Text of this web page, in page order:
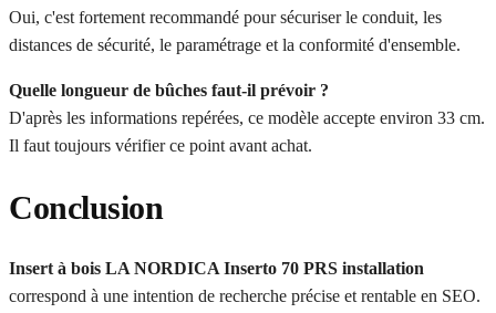
Oui, c'est fortement recommandé pour sécuriser le conduit, les
distances de sécurité, le paramétrage et la conformité d'ensemble.
Quelle longueur de bûches faut-il prévoir ?
D'après les informations repérées, ce modèle accepte environ 33 cm.
Il faut toujours vérifier ce point avant achat.
Conclusion
Insert à bois LA NORDICA Inserto 70 PRS installation
correspond à une intention de recherche précise et rentable en SEO.